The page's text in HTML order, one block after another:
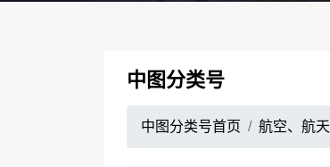
中图分类号
中图分类号首页 航空、航天